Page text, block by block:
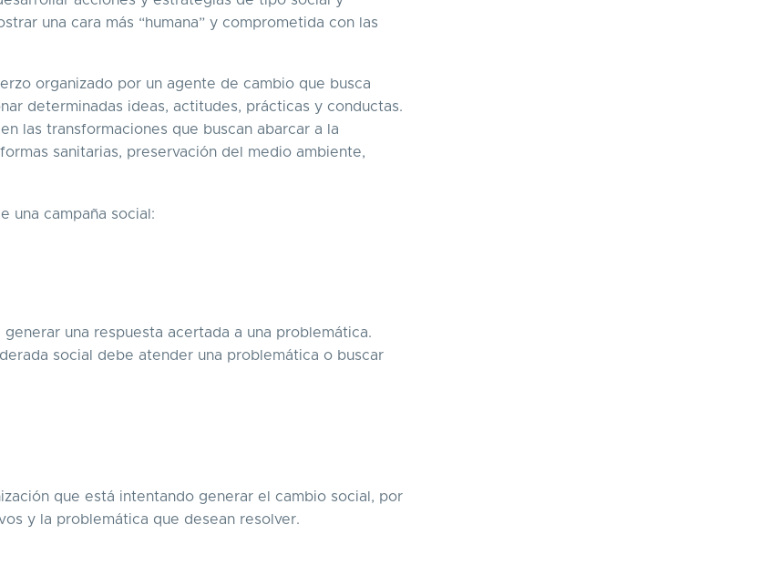
una cara más “humana” y comprometida con las
organizado por un agente de cambio que busca
determinadas ideas, actitudes, prácticas y conductas.
las transformaciones que buscan abarcar a la
sanitarias, preservación del medio ambiente,
una campaña social:
una respuesta acertada a una problemática.
social debe atender una problemática o buscar
que está intentando generar el cambio social, por
y la problemática que desean resolver.